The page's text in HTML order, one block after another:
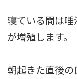
寝ている間は
が増殖します。
朝起きた直後